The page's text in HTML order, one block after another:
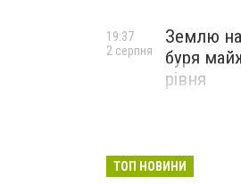
Землю
буря
рівня
19:37
2 серпня
ТОП НОВИНИ